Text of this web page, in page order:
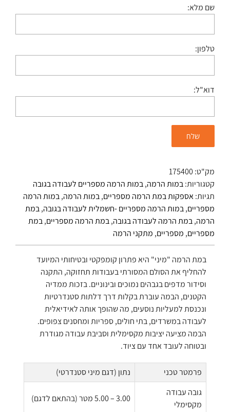
שם מלא:
טלפון:
דוא"ל:
מק"ט:175400
קטגוריות:במות הרמה,במות הרמה מספריים לעבודה בגובה
תגיות:אספקות במת הרמה מספריים,במות הרמה,במות הרמה
מספריים,במות הרמה מספריים -חשמלית לעבודה בגובה,במת
הרמה,במת הרמה לעבודה בגובה,במת הרמה מספריים,במת
מספריים, מספריים, מתקני הרמה
במת הרמה "מיני" היא פתרון קומפקטי ובטיחותי המיועד
להחליף את הסולם המסורתי בעבודות תחזוקה, התקנה
וסידור מדפים בגבהים נמוכים ובינוניים. בזכות ממדיה
הקטנים, הבמה עוברת בקלות דרך דלתות סטנדרטיות
ונכנסת למעליות נוסעים, מה שהופך אותה לאידיאלית
לעבודה במשרדים, בתי חולים, ספריות ומחסנים צפופים.
הבמה מציעה יציבות מקסימלית וסביבת עבודה מגודרת
ובטוחה לעובד אחד עם ציוד.
פרמטר טכני
נתון (דגם מיני סטנדרטי)
גובה עבודה
מקסימלי
3.00 – 5.00 מטר (בהתאם לדגם)